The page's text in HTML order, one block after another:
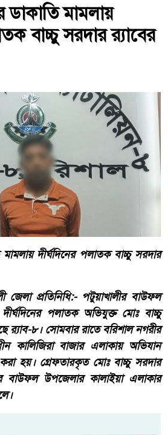
ডাকাতি মামলায়
বাচ্চু সরদার র‍্যাবের
দীর্ঘদিনের পলাতক বাচ্চু সরদার
জেলা প্রতিনিধি:- পটুয়াখালীর বাউফল
দীর্ঘদিনের পলাতক অভিযুক্ত মোঃ বাচ্চু
র‍্যাব-৮। সোমবার রাতে বরিশাল নগরীর
কালিজিরা বাজার এলাকায় অভিযান
হয়। গ্রেফতারকৃত মোঃ বাচ্চু সরদার
বাউফল উপজেলার কালাইয়া এলাকার